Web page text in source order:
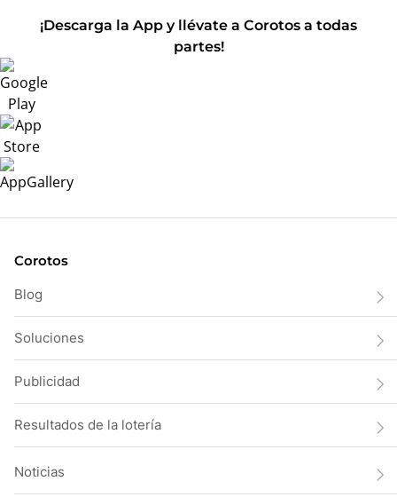
¡Descarga la App y llévate a Corotos a todas
partes!
Corotos
Blog
Soluciones
Publicidad
Resultados de la lotería
Noticias